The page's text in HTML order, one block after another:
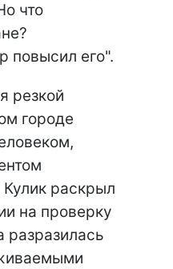
что
повысил его".
резкой
городе
раскрыл
на проверку
разразилась